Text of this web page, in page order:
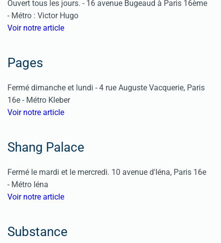
Ouvert tous les jours. - 16 avenue Bugeaud à Paris 16ème
- Métro : Victor Hugo
Voir notre article
Pages
Fermé dimanche et lundi - 4 rue Auguste Vacquerie, Paris
16e - Métro Kleber
Voir notre article
Shang Palace
Fermé le mardi et le mercredi. 10 avenue d'Iéna, Paris 16e
- Métro Iéna
Voir notre article
Substance